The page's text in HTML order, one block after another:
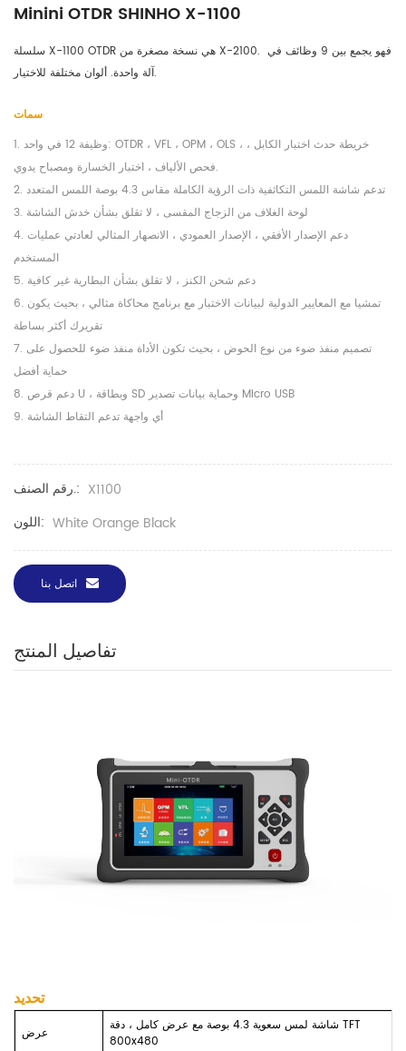
Minini OTDR SHINHO X-1100
سلسلة X-1100 OTDR هي نسخة مصغرة من X-2100. فهو يجمع بين 9 وظائف في
آلة واحدة. ألوان مختلفة للاختيار.
سمات
1. وظيفة 12 في واحد: OTDR ، VFL ، OPM ، OLS ، خريطة حدث اختبار الكابل ،
فحص الألياف ، اختبار الخسارة ومصباح يدوي.
2. تدعم شاشة اللمس التكاثفية ذات الرؤية الكاملة مقاس 4.3 بوصة اللمس المتعدد
3. لوحة الغلاف من الزجاج المقسى ، لا تقلق بشأن خدش الشاشة
4. دعم الإصدار الأفقي ، الإصدار العمودي ، الانصهار المثالي لعادتي عمليات
المستخدم
5. دعم شحن الكنز ، لا تقلق بشأن البطارية غير كافية
6. تمشيا مع المعايير الدولية لبيانات الاختبار مع برنامج محاكاة مثالي ، بحيث يكون
تقريرك أكثر بساطة
7. تصميم منفذ ضوء من نوع الحوض ، بحيث تكون الأداة منفذ ضوء للحصول على
حماية أفضل
8. دعم قرص U ، وبطاقة SD وحماية بيانات تصدير Micro USB
9. أي واجهة تدعم التقاط الشاشة
رقم الصنف.: X1100
اللون: White Orange Black
اتصل بنا
تفاصيل المنتج
تحديد
عرض
شاشة لمس سعوية 4.3 بوصة مع عرض كامل ، دقة TFT
800x480